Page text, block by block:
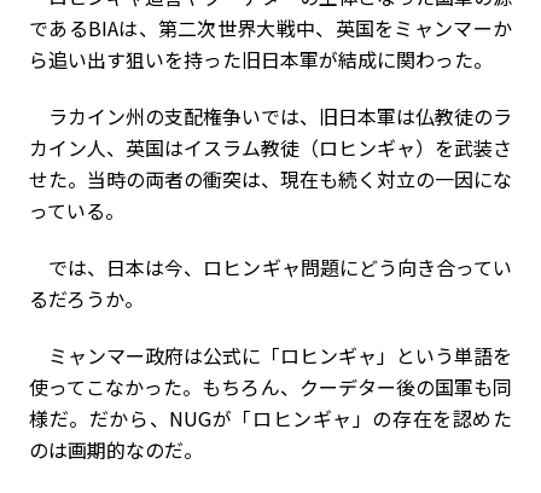
であるBIAは、第二次世界大戦中、英国をミャンマーか
ら追い出す狙いを持った旧日本軍が結成に関わった。
ラカイン州の支配権争いでは、旧日本軍は仏教徒のラ
カイン人、英国はイスラム教徒（ロヒンギャ）を武装さ
せた。当時の両者の衝突は、現在も続く対立の一因にな
っている。
では、日本は今、ロヒンギャ問題にどう向き合ってい
るだろうか。
ミャンマー政府は公式に「ロヒンギャ」という単語を
使ってこなかった。もちろん、クーデター後の国軍も同
様だ。だから、NUGが「ロヒンギャ」の存在を認めた
のは画期的なのだ。